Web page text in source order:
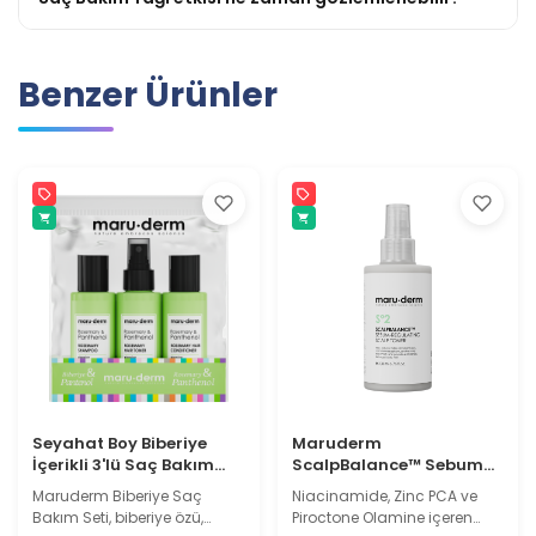
Benzer Ürünler
Seyahat Boy Biberiye
İçerikli 3'lü Saç Bakım
Seti | Sülfatsız | Tuzsuz
Maruderm Biberiye Saç
Bakım Seti, biberiye özü,
Maruderm
ScalpBalance™ Sebum
Dengeleyici Kepek Karşıtı
Saç Derisi Toniği – Yağlı
Saç Derisi İçin Arındırıcı
Niacinamide, Zinc PCA ve
Piroctone Olamine içeren